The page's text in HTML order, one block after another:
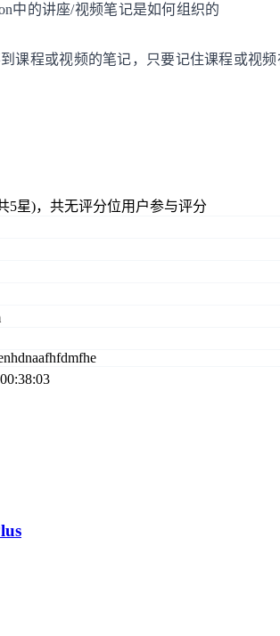
中的讲座/视频笔记是如何组织的
课程或视频的笔记，只要记住课程或视
5星)，共无评分位用户参与评分